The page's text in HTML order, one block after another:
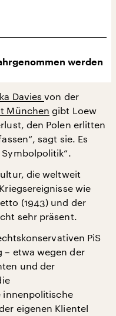
werden
Daviesvon der
München gibt Loew
den Polen erlitten
sagt sie. Es
die weltweit
wie
(1943) und der
sehr präsent.
PiS
– etwa wegen der
und der
innenpolitische
eigenen Klientel